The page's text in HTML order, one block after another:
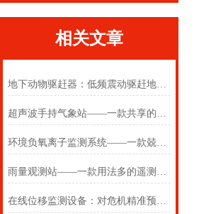
相关文章
地下动物驱赶器：低频震动驱赶地害，呵护作物茁壮成长
超声波手持气象站——一款共享的便携式气象站2024(万象推送)
环境负氧离子监测系统——一款兢兢业业的科研型负离子监测系统
雨量观测站——一款用法多的遥测雨量计2025(万象推送)
在线位移监测设备：对危机精准预警，筑牢矿区防汛安全防线